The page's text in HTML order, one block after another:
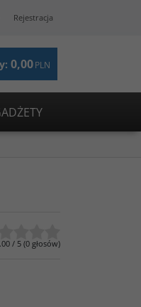
Rejestracja
0,00PLN
/ 5 (0 głosów)